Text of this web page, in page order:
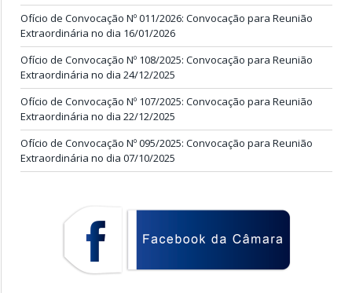
Ofício de Convocação Nº 011/2026: Convocação para Reunião
Extraordinária no dia 16/01/2026
Ofício de Convocação Nº 108/2025: Convocação para Reunião
Extraordinária no dia 24/12/2025
Ofício de Convocação Nº 107/2025: Convocação para Reunião
Extraordinária no dia 22/12/2025
Ofício de Convocação Nº 095/2025: Convocação para Reunião
Extraordinária no dia 07/10/2025